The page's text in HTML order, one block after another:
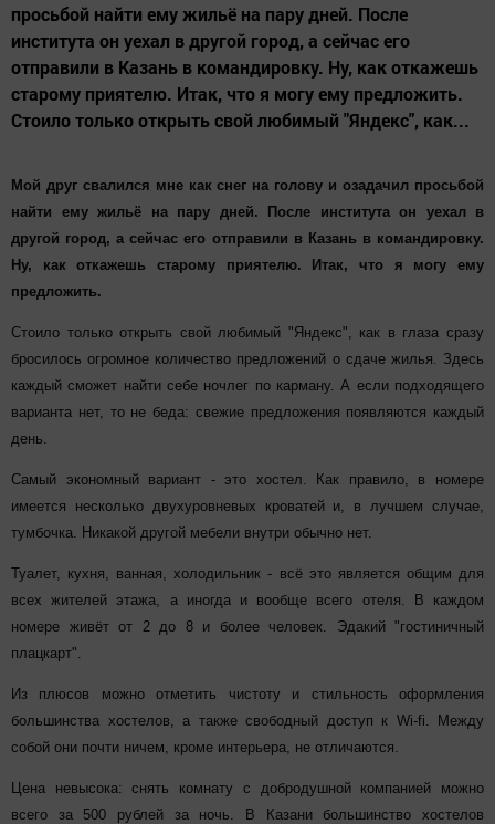
просьбой найти ему жильё на пару дней. После
института он уехал в другой город, а сейчас его
отправили в Казань в командировку. Ну, как откажешь
старому приятелю. Итак, что я могу ему предложить.
Стоило только открыть свой любимый "Яндекс", как...
Мой друг свалился мне как снег на голову и озадачил просьбой
найти ему жильё на пару дней. После института он уехал в
другой город, а сейчас его отправили в Казань в командировку.
Ну, как откажешь старому приятелю. Итак, что я могу ему
предложить.
Стоило только открыть свой любимый "Яндекс", как в глаза сразу
бросилось огромное количество предложений о сдаче жилья. Здесь
каждый сможет найти себе ночлег по карману. А если подходящего
варианта нет, то не беда: свежие предложения появляются каждый
день.
Самый экономный вариант - это хостел. Как правило, в номере
имеется несколько двухуровневых кроватей и, в лучшем случае,
тумбочка. Никакой другой мебели внутри обычно нет.
Туалет, кухня, ванная, холодильник - всё это является общим для
всех жителей этажа, а иногда и вообще всего отеля. В каждом
номере живёт от 2 до 8 и более человек. Эдакий "гостиничный
плацкарт".
Из плюсов можно отметить чистоту и стильность оформления
большинства хостелов, а также свободный доступ к Wi-fi. Между
собой они почти ничем, кроме интерьера, не отличаются.
Цена невысока: снять комнату с добродушной компанией можно
всего за 500 рублей за ночь. В Казани большинство хостелов